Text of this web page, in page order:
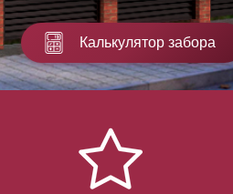
Калькулятор забора